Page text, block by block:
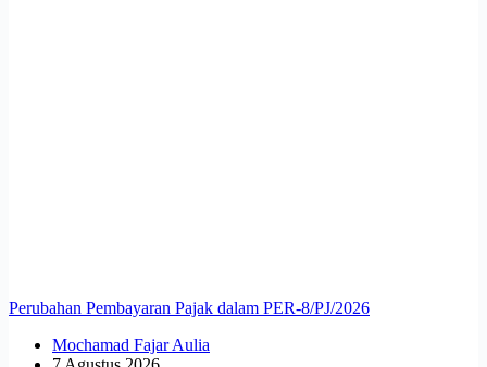
Perubahan Pembayaran Pajak dalam PER-8/PJ/2026
Mochamad Fajar Aulia